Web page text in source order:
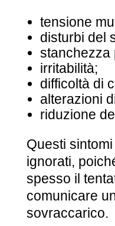
tensione
disturbi del
stanchezza
irritabilità;
difficoltà di
alterazioni
riduzione
Questi
ignorati,
spesso il
comunicare
sovraccarico.